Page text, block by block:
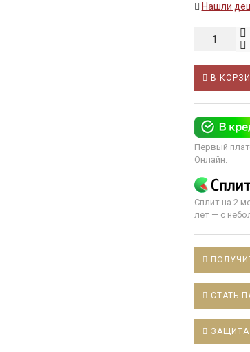
Нашли
В
Первый
Онлайн.
Сплит на 2
лет — с
СТАТЬ
ЗАЩИТА